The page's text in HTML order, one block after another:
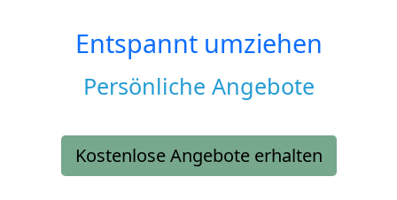
Entspannt umziehen
Persönliche Angebote
Kostenlose Angebote erhalten